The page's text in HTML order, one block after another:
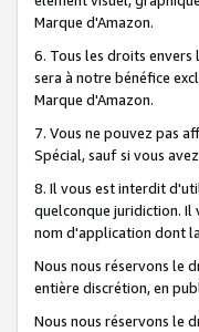
Marque d'Amazon.
6. Tous les droits
sera à notre bénéfice
Marque d'Amazon.
7. Vous ne pouvez pas
Spécial, sauf si vous
8. Il vous est interdit
quelconque juridiction.
nom d'application dont
Nous nous réservons le
entière discrétion, en
Nous nous réservons le